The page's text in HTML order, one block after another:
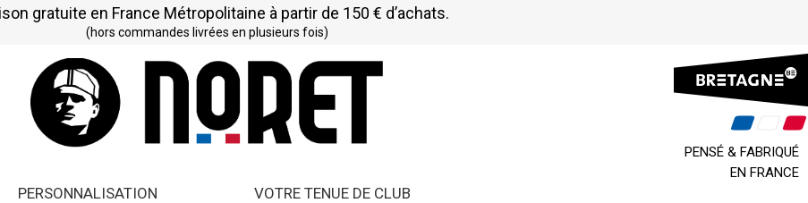
gratuite en France Métropolitaine à partir de 150 € d’achats.
(hors commandes livrées en plusieurs fois)
PENSÉ & FABRIQUÉ
EN FRANCE
PERSONNALISATION VOTRE TENUE DE CLUB